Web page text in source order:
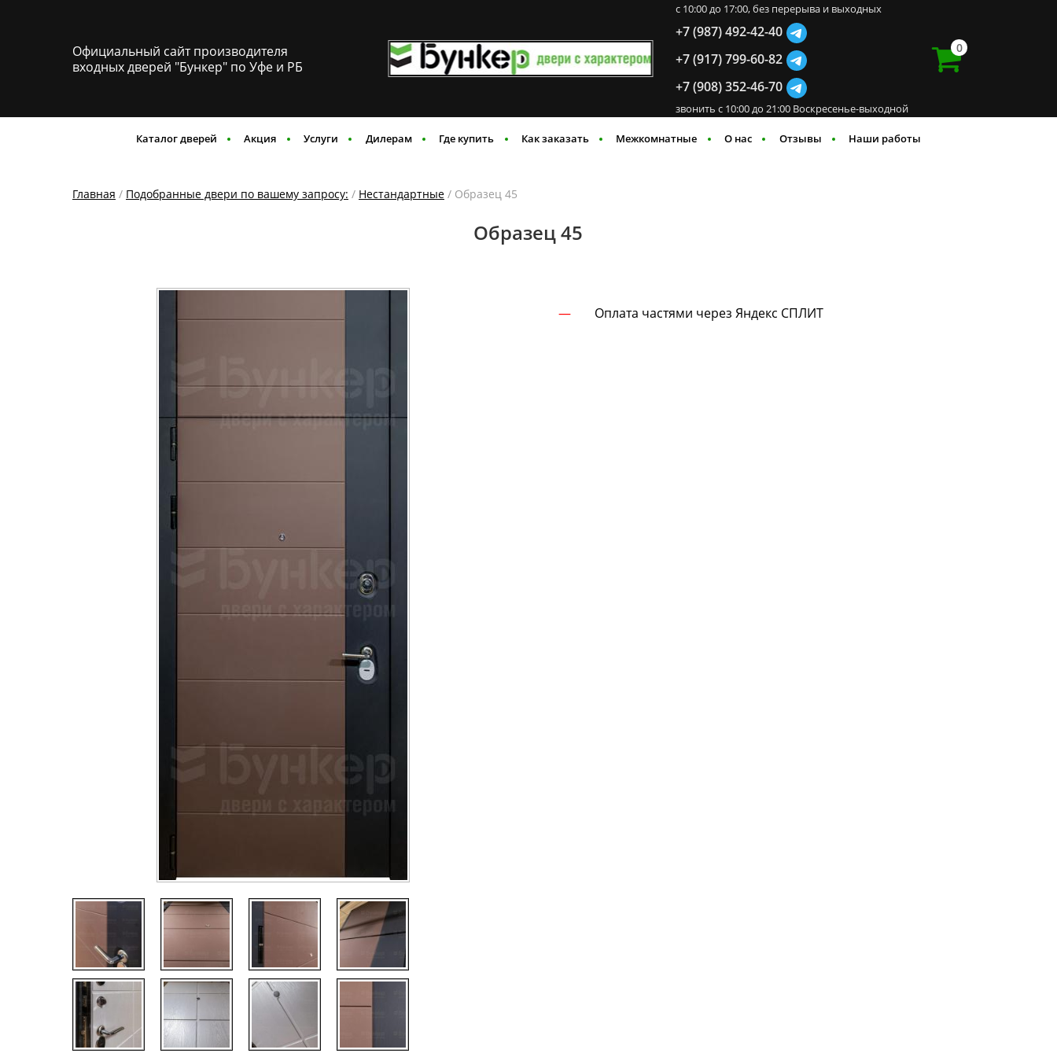
Официальный сайт производителя
входных дверей "Бункер" по Уфе и РБ
c 10:00 до 17:00, без перерыва и выходных
+7 (987) 492-42-40
+7 (917) 799-60-82
+7 (908) 352-46-70
звонить с 10:00 до 21:00 Воскресенье-выходной
0
Каталог дверей Акция Услуги Дилерам Где купить Как заказать Межкомнатные О нас Отзывы Наши работы
Главная / Подобранные двери по вашему запросу: / Нестандартные / Образец 45
Образец 45
Оплата частями через Яндекс СПЛИТ